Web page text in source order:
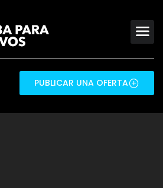
PUBLICAR UNA OFERTA